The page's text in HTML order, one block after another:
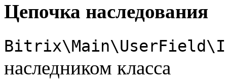
Цепочка наследования
наследником класса